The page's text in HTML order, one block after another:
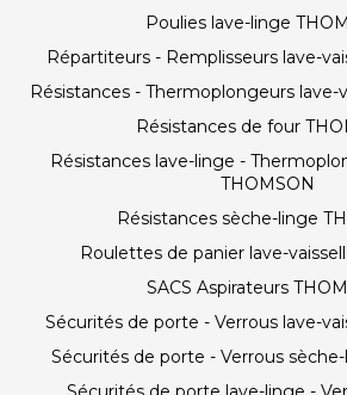
Poulies lave-linge
Répartiteurs - Remplisseurs lave-
Résistances - Thermoplongeurs lave-
Résistances de four
Résistances lave-linge -
THOMSON
Résistances sèche-linge
Roulettes de panier lave-
SACS Aspirateurs
Sécurités de porte - Verrous lave-
Sécurités de porte - Verrous